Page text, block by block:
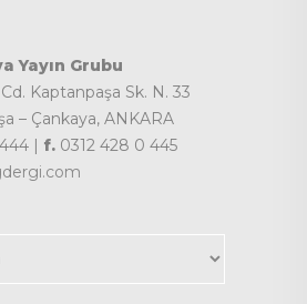
Yayın Grubu
Kaptanpaşa Sk. N. 33
– Çankaya, ANKARA
| f. 0312 428 0 445